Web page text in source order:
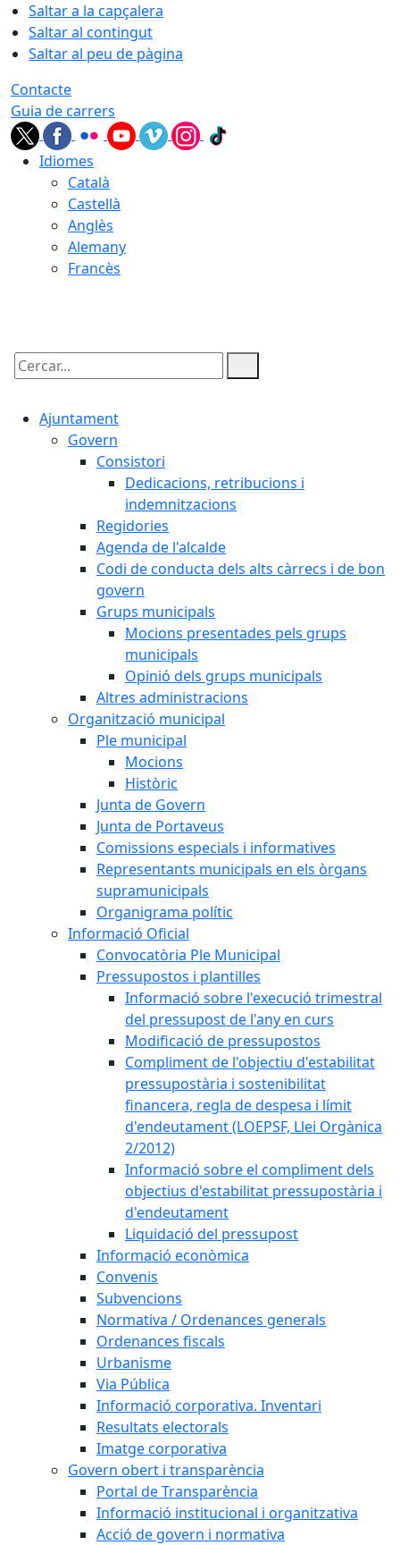
Saltar a la capçalera
Saltar al contingut
Saltar al peu de pàgina
Contacte
Guia de carrers
Idiomes
Català
Castellà
Anglès
Alemany
Francès
Cercar:
Ajuntament
Govern
Consistori
Dedicacions, retribucions i
indemnitzacions
Regidories
Agenda de l'alcalde
Codi de conducta dels alts càrrecs i de bon
govern
Grups municipals
Mocions presentades pels grups
municipals
Opinió dels grups municipals
Altres administracions
Organització municipal
Ple municipal
Mocions
Històric
Junta de Govern
Junta de Portaveus
Comissions especials i informatives
Representants municipals en els òrgans
supramunicipals
Organigrama polític
Informació Oficial
Convocatòria Ple Municipal
Pressupostos i plantilles
Informació sobre l'execució trimestral
del pressupost de l'any en curs
Modificació de pressupostos
Compliment de l'objectiu d'estabilitat
pressupostària i sostenibilitat
financera, regla de despesa i límit
d'endeutament (LOEPSF, Llei Orgànica
2/2012)
Informació sobre el compliment dels
objectius d'estabilitat pressupostària i
d'endeutament
Liquidació del pressupost
Informació econòmica
Convenis
Subvencions
Normativa / Ordenances generals
Ordenances fiscals
Urbanisme
Via Pública
Informació corporativa. Inventari
Resultats electorals
Imatge corporativa
Govern obert i transparència
Portal de Transparència
Informació institucional i organitzativa
Acció de govern i normativa